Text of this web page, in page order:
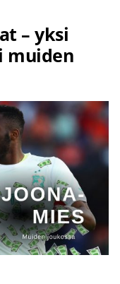
– yksi
muiden